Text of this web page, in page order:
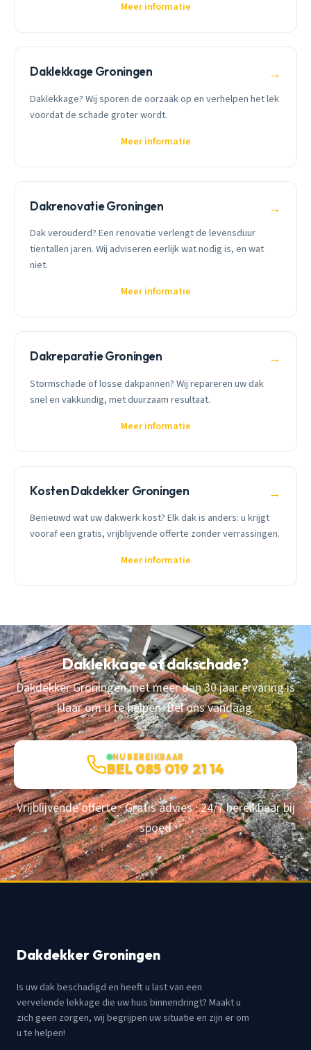
Meer informatie
Daklekkage Groningen →
Daklekkage? Wij sporen de oorzaak op en verhelpen het lek
voordat de schade groter wordt.
Meer informatie
Dakrenovatie Groningen →
Dak verouderd? Een renovatie verlengt de levensduur
tientallen jaren. Wij adviseren eerlijk wat nodig is, en wat
niet.
Meer informatie
Dakreparatie Groningen →
Stormschade of losse dakpannen? Wij repareren uw dak
snel en vakkundig, met duurzaam resultaat.
Meer informatie
Kosten Dakdekker Groningen →
Benieuwd wat uw dakwerk kost? Elk dak is anders: u krijgt
vooraf een gratis, vrijblijvende offerte zonder verrassingen.
Meer informatie
Daklekkage of dakschade?
Dakdekker Groningen met meer dan 30 jaar ervaring is
klaar om u te helpen. Bel ons vandaag.
NU BEREIKBAAR
BEL 085 019 21 14
Vrijblijvende offerte · Gratis advies · 24/7 bereikbaar bij
spoed
Dakdekker Groningen
Is uw dak beschadigd en heeft u last van een
vervelende lekkage die uw huis binnendringt? Maakt u
zich geen zorgen, wij begrijpen uw situatie en zijn er om
u te helpen!